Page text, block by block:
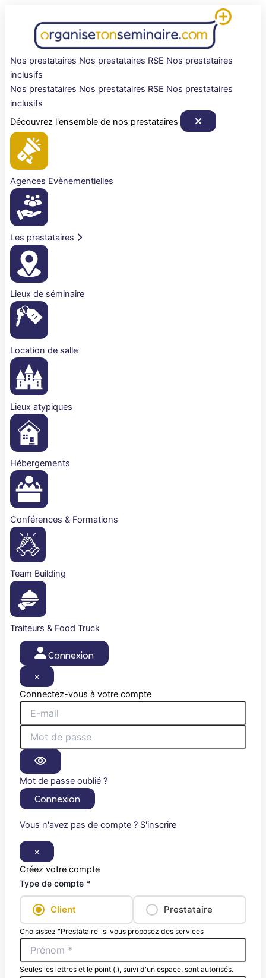
Nos prestataires Nos prestataires RSE Nos prestataires
inclusifs
Nos prestataires Nos prestataires RSE Nos prestataires
inclusifs
Découvrez l'ensemble de nos prestataires
Agences Evènementielles
Les prestataires
Lieux de séminaire
Location de salle
Lieux atypiques
Hébergements
Conférences & Formations
Team Building
Traiteurs & Food Truck
Connexion
×
Connectez-vous à votre compte
Mot de passe oublié ?
Connexion
Vous n'avez pas de compte ? S'inscrire
×
Créez votre compte
Type de compte *
Client Prestataire
Choisissez "Prestataire" si vous proposez des services
Seules les lettres et le point (.), suivi d'un espace, sont autorisés.